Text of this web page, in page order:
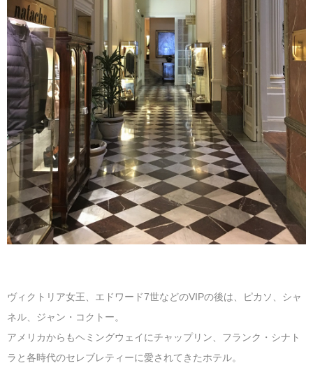
ヴィクトリア女王、エドワード7世などのVIPの後は、ピカソ、シャ
ネル、ジャン・コクトー。
アメリカからもヘミングウェイにチャップリン、フランク・シナト
ラと各時代のセレブレティーに愛されてきたホテル。